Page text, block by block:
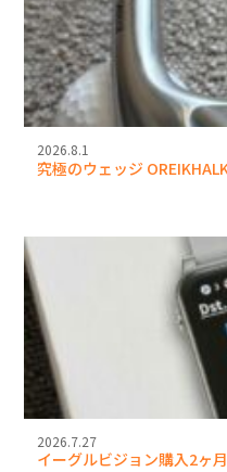
2026.8.1
究極のウェッジ
2026.7.27
イーグルビジョン購入2ヶ